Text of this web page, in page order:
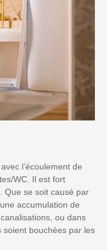
l’écoulement de
WC. Il est fort
Que se soit causé par
accumulation de
ou dans
soient bouchées par les